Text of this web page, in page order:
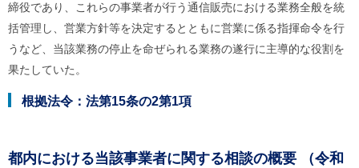
締役であり、これらの事業者が行う通信販売における業務全般を統
括管理し、営業方針等を決定するとともに営業に係る指揮命令を行
うなど、当該業務の停止を命ぜられる業務の遂行に主導的な役割を
果たしていた。
根拠法令：法第15条の2第1項
都内における当該事業者に関する相談の概要 （令和